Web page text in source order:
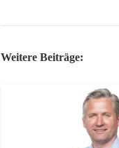
Weitere Beiträge: